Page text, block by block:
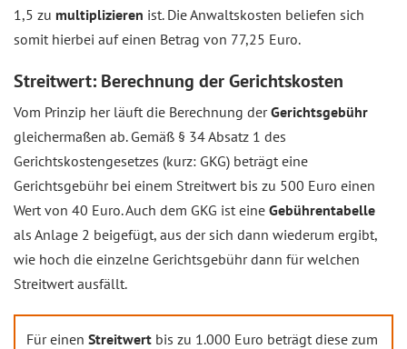
1,5 zu multiplizieren ist. Die Anwaltskosten beliefen sich
somit hierbei auf einen Betrag von 77,25 Euro.
Streitwert: Berechnung der Gerichtskosten
Vom Prinzip her läuft die Berechnung derGerichtsgebühr
gleichermaßen ab. Gemäß § 34 Absatz 1 des
Gerichtskostengesetzes (kurz: GKG) beträgt eine
Gerichtsgebühr bei einem Streitwert bis zu 500 Euro einen
Wert von 40 Euro. Auch dem GKG ist eine Gebührentabelle
als Anlage 2 beigefügt, aus der sich dann wiederum ergibt,
wie hoch die einzelne Gerichtsgebühr dann für welchen
Streitwert ausfällt.
Für einen Streitwert bis zu 1.000 Euro beträgt diese zum